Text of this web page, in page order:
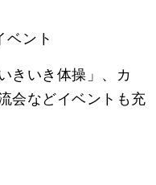
ベント
きいき体操」、カ
会などイベントも充